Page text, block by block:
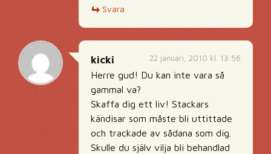
Svara
22 januari, 2010 kl. 13:56
kicki
Herre gud! Du kan inte vara så
gammal va?
Skaffa dig ett liv! Stackars
kändisar som måste bli uttittade
och trackade av sådana som dig.
Skulle du själv vilja bli behandlad